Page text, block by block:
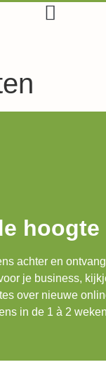
hoogte
achter en
je business,
over nieuwe
in de 1 à 2